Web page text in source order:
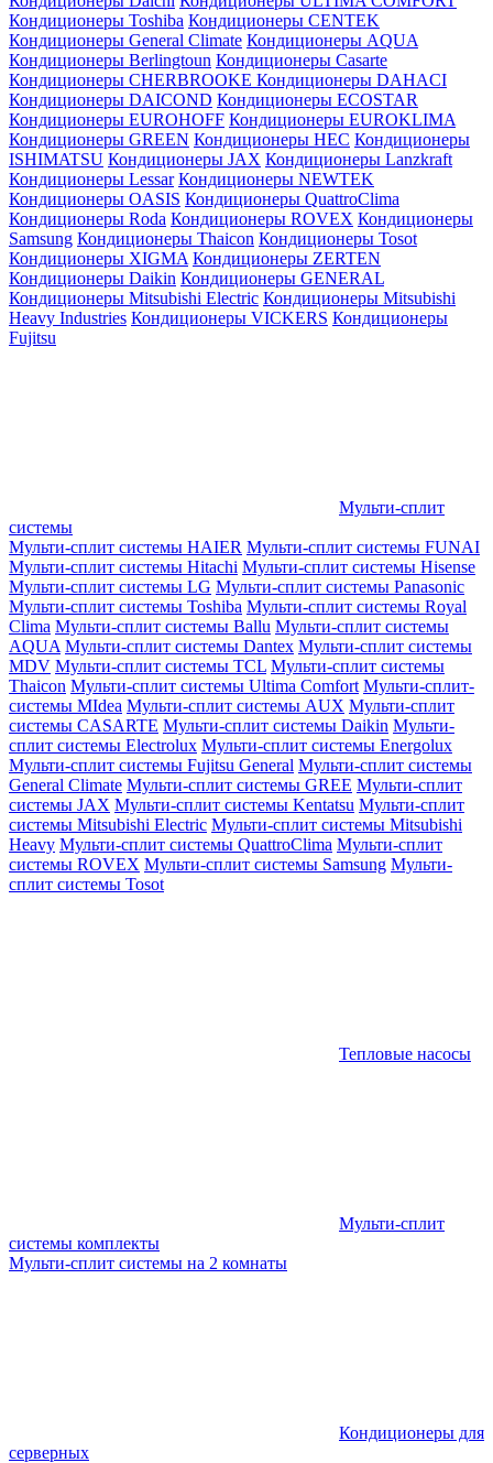
Кондиционеры Toshiba Кондиционеры CENTEK
Кондиционеры General Climate Кондиционеры AQUA
Кондиционеры Berlingtoun Кондиционеры Casarte
Кондиционеры CHERBROOKE Кондиционеры DAHACI
Кондиционеры DAICOND Кондиционеры ECOSTAR
Кондиционеры EUROHOFF Кондиционеры EUROKLIMA
Кондиционеры GREEN Кондиционеры HEC Кондиционеры
ISHIMATSU Кондиционеры JAX Кондиционеры Lanzkraft
Кондиционеры Lessar Кондиционеры NEWTEK
Кондиционеры OASIS Кондиционеры QuattroClima
Кондиционеры Roda Кондиционеры ROVEX Кондиционеры
Samsung Кондиционеры Thaicon Кондиционеры Tosot
Кондиционеры XIGMA Кондиционеры ZERTEN
Кондиционеры Daikin Кондиционеры GENERAL
Кондиционеры Mitsubishi Electric Кондиционеры Mitsubishi
Heavy Industries Кондиционеры VICKERS Кондиционеры
Fujitsu
Мульти-сплит
системы
Мульти-сплит системы HAIER Мульти-сплит системы FUNAI
Мульти-сплит системы Hitachi Мульти-сплит системы Hisense
Мульти-сплит системы LG Мульти-сплит системы Panasonic
Мульти-сплит системы Toshiba Мульти-сплит системы Royal
Clima Мульти-сплит системы Ballu Мульти-сплит системы
AQUA Мульти-сплит системы Dantex Мульти-сплит системы
MDV Мульти-сплит системы TCL Мульти-сплит системы
Thaicon Мульти-сплит системы Ultima Comfort Мульти-сплит-
системы MIdea Мульти-сплит системы AUX Мульти-сплит
системы CASARTE Мульти-сплит системы Daikin Мульти-
сплит системы Electrolux Мульти-сплит системы Energolux
Мульти-сплит системы Fujitsu General Мульти-сплит системы
General Climate Мульти-сплит системы GREE Мульти-сплит
системы JAX Мульти-сплит системы Kentatsu Мульти-сплит
системы Mitsubishi Electric Мульти-сплит системы Mitsubishi
Heavy Мульти-сплит системы QuattroClima Мульти-сплит
системы ROVEX Мульти-сплит системы Samsung Мульти-
сплит системы Tosot
Тепловые насосы
Мульти-сплит
системы комплекты
Мульти-сплит системы на 2 комнаты
Кондиционеры для
серверных